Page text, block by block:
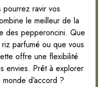
pourrez ravir vos
le meilleur de la
des pepperoncini. Que
parfumé ou que vous
offre une flexibilité
envies. Prêt à explorer
d’accord ?